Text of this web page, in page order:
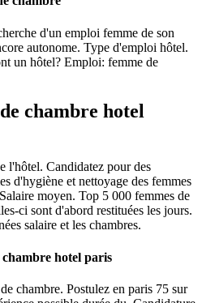
d'un emploi femme de son
autonome. Type d'emploi hôtel.
un hôtel? Emploi: femme de
chambre hotel
l'hôtel. Candidatez pour des
d'hygiène et nettoyage des femmes
moyen. Top 5 000 femmes de
ci sont d'abord restituées les jours.
salaire et les chambres.
chambre hotel paris
chambre. Postulez en paris 75 sur